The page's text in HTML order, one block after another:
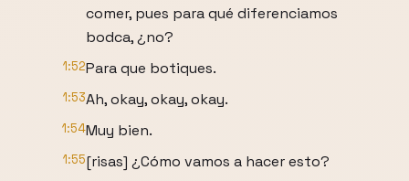
comer, pues para qué diferenciamos
bodca, ¿no?
1:52Para que botiques.
1:53Ah, okay, okay, okay.
1:54Muy bien.
1:55[risas] ¿Cómo vamos a hacer esto?